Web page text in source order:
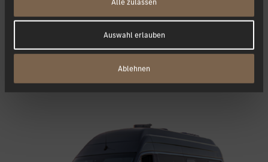
Auswahl erlauben
Ablehnen